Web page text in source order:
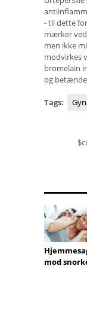
- til dette
mærker
men ikke
modvirkes
bromelain
og
Tags:
mod